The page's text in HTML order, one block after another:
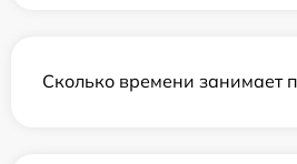
Сколько времени занимает